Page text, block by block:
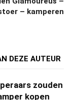
– kamperen
DEZE AUTEUR
zouden
kopen